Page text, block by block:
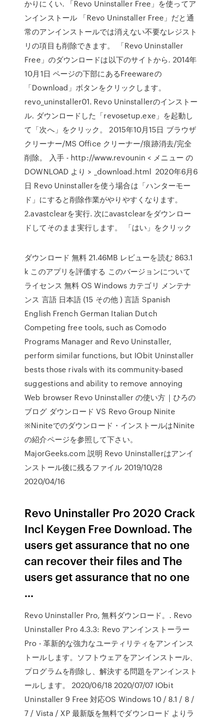
かりにくい. 「Revo Uninstaller Free」を使ってア
ンインストール 「Revo Uninstaller Free」だと通
常のアンインストールでは消えない不要なレジスト
リの項目も削除できます。 「Revo Uninstaller
Free」のダウンロードは以下のサイトから. 2014年
10月1日 ページの下部にあるFreewareの
「Download」ボタンをクリックします。
revo_uninstaller01. Revo Uninstallerのインストー
ル. ダウンロードした「revosetup.exe」を起動し
て「次へ」をクリック。 2015年10月15日 ブラウザ
クリーナー/MS Office クリーナー/痕跡消去/完全
削除。 入手 - http://www.revounin < メニュー の
DOWNLOAD より > _download.html 2020年6月6
日 Revo Uninstallerを使う場合は「ハンターモー
ド」にすると削除作業がやりやすくなります。
2.avastclearを実行. 次にavastclearをダウンロー
ドしてそのまま実行します。 「はい」をクリック
ダウンロード 無料 21.46MB レビューを読む 863.1
k このアプリを評価する このバージョンについて
ライセンス 無料 OS Windows カテゴリ メンテナ
ンス 言語 日本語 (15 その他 ) 言語 Spanish
English French German Italian Dutch
Competing free tools, such as Comodo
Programs Manager and Revo Uninstaller,
perform similar functions, but IObit Uninstaller
bests those rivals with its community-based
suggestions and ability to remove annoying
Web browser Revo Uninstaller の使い方｜ひろの
ブログ ダウンロード VS Revo Group Ninite
※Niniteでのダウンロード・インストールはNinite
の紹介ページを参照して下さい。
MajorGeeks.com 説明 Revo Uninstallerはアンイ
ンストール後に残るファイル 2019/10/28
2020/04/16
Revo Uninstaller Pro 2020 Crack
Incl Keygen Free Download. The
users get assurance that no one
can recover their files and The
users get assurance that no one
…
Revo Uninstaller Pro, 無料ダウンロード。. Revo
Uninstaller Pro 4.3.3: Revo アンインストーラー
Pro - 革新的な強力なユーティリティをアンインス
トールします。ソフトウェアをアンインストール、
プログラムを削除し、解決する問題をアンインスト
ールします。 2020/06/18 2020/07/07 IObit
Uninstaller 9 Free 対応OS Windows 10 / 8.1 / 8 /
7 / Vista / XP 最新版を無料でダウンロード よりラ